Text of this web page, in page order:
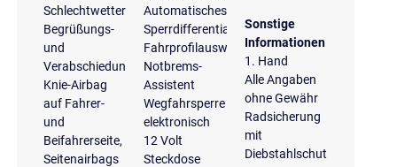
Schlechtwetterlicht,
Begrüßungs-
und
Verabschiedungslicht
Knie-Airbag
auf Fahrer-
und
Beifahrerseite,
Seitenairbags
Automatisches
Sperrdifferential
Fahrprofilauswahl
Notbrems-
Assistent
Wegfahrsperre
elektronisch
12 Volt
Steckdose
Sonstige
Informationen
1. Hand
Alle Angaben
ohne Gewähr
Radsicherung
mit
Diebstahlschutz